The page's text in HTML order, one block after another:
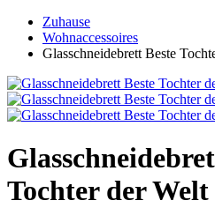
Zuhause
Wohnaccessoires
Glasschneidebrett Beste
Tochter der